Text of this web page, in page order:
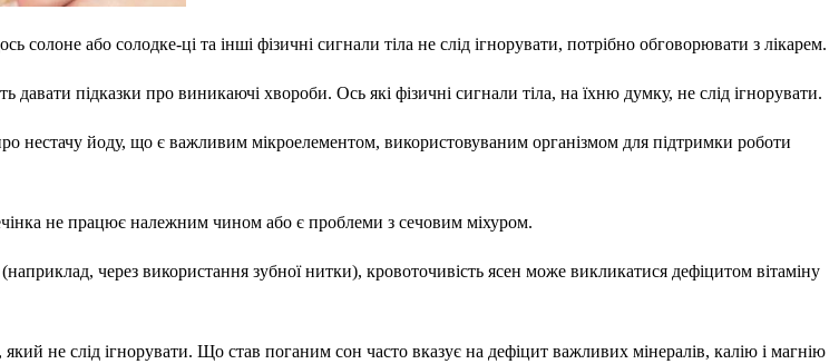
або солодке-ці та інші фізичні сигнали тіла не слід ігнорувати, потрібно обговорювати з лікарем.
підказки про виникаючі хвороби. Ось які фізичні сигнали тіла, на їхню думку, не слід ігнорувати.
нестачу йоду, що є важливим мікроелементом, використовуваним організмом для підтримки роботи
не працює належним чином або є проблеми з сечовим міхуром.
через використання зубної нитки), кровоточивість ясен може викликатися дефіцитом вітаміну
не слід ігнорувати. Що став поганим сон часто вказує на дефіцит важливих мінералів, калію і магнію